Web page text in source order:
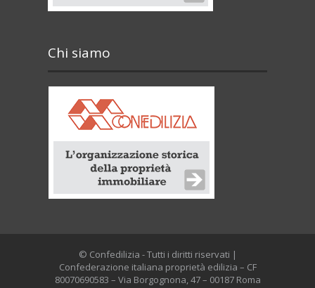
Chi siamo
© Confedilizia - Tutti i diritti riservati |
Confederazione italiana proprietà edilizia – CF
80070690583 – Via Borgognona, 47 – 00187 Roma